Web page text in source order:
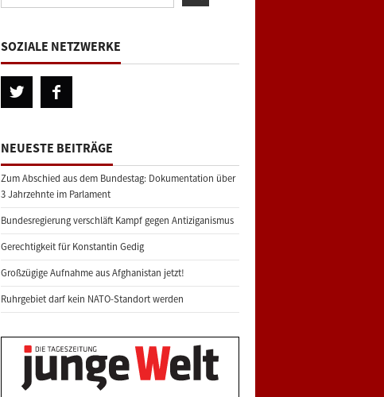
SOZIALE NETZWERKE
NEUESTE BEITRÄGE
Zum Abschied aus dem Bundestag: Dokumentation über
3 Jahrzehnte im Parlament
Bundesregierung verschläft Kampf gegen Antiziganismus
Gerechtigkeit für Konstantin Gedig
Großzügige Aufnahme aus Afghanistan jetzt!
Ruhrgebiet darf kein NATO-Standort werden